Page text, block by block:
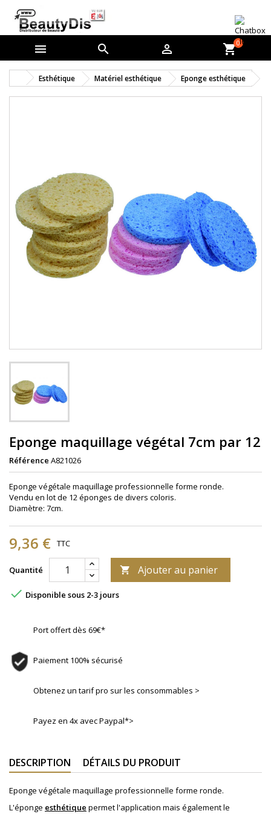
   shopping_cart0
Esthétique Matériel esthétique Eponge esthétique
Eponge maquillage végétal 7cm par 12
Référence A821026
Eponge végétale maquillage professionnelle forme ronde.
Vendu en lot de 12 éponges de divers coloris.
Diamètre: 7cm.
9,36 € TTC
Quantité  Ajouter au panier
 Disponible sous 2-3 jours
Port offert dès 69€*
Paiement 100% sécurisé
Obtenez un tarif pro sur les consommables >
Payez en 4x avec Paypal*>
DESCRIPTION DÉTAILS DU PRODUIT
Eponge végétale maquillage professionnelle forme ronde.
L'éponge esthétique permet l'application mais également le